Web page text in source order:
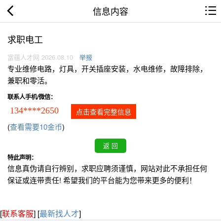
信息内容
求职电工
富蕴人才网 2026.08.10 举报
专业维修电路，灯具，开关插座安装，水电维修，故障排除，
兼职和零活。
联系人手机/微信：
134****2650 点击查看完整信息
(查看需要10金币)
特此声明：
信息真伪请自行辨别，求职应聘须谨慎，网站对此不承担任何
保证或连带责任! 希望我们的平台能为您带来更多的便利！
[联系客服] [最新找人才]